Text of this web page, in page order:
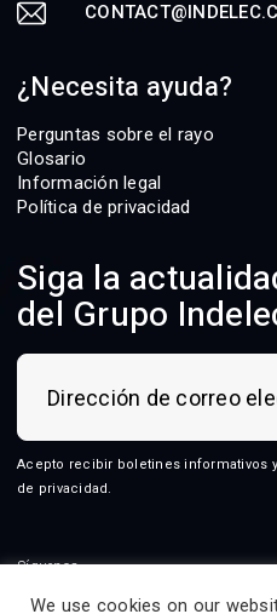
¿Necesita ayuda?
Perguntas sobre el rayo
Glosario
Información legal
Política de privacidad
Siga la
del Grupo
Acepto recibir boletines informativos
de privacidad .
Síguenos
We use cookies on our